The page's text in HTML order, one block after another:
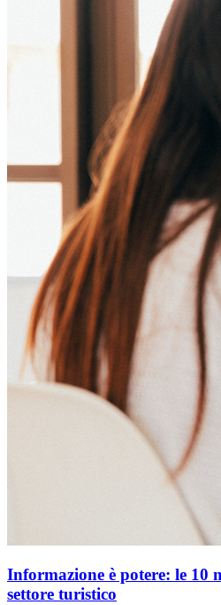
Informazione è potere: le 10
settore turistico